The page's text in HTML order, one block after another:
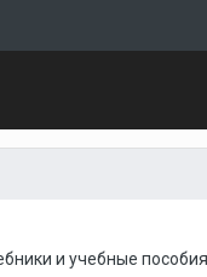
и учебные пособия